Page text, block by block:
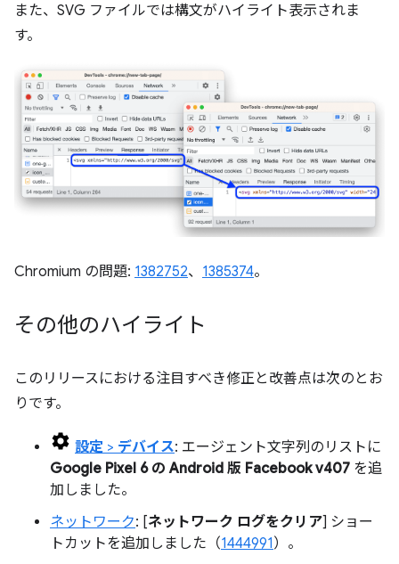
また、SVG ファイルでは構文がハイライト表示されま
す。
Chromium の問題: 1382752、 1385374。
その他のハイライト
このリリースにおける注目すべき修正と改善点は次のとお
りです。
設定 > デバイス: エージェント文字列のリストに
Google Pixel 6 の Android 版 Facebook v407 を追
加しました。
ネットワーク: [ネットワーク ログをクリア] ショー
トカットを追加しました（1444991）。